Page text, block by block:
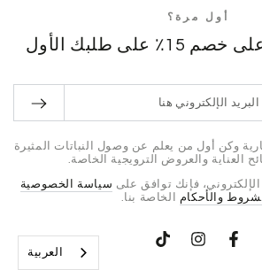
أول مرة؟
طلبك الأول
وكن أول من يعلم عن وصول النباتات المثيرة
العناية والعروض الترويجية الخاصة.
فإنك توافق على سياسة الخصوصية
والأحكام الخاصة بنا.
فيسبوكإنستغرامTikTok العربية‏